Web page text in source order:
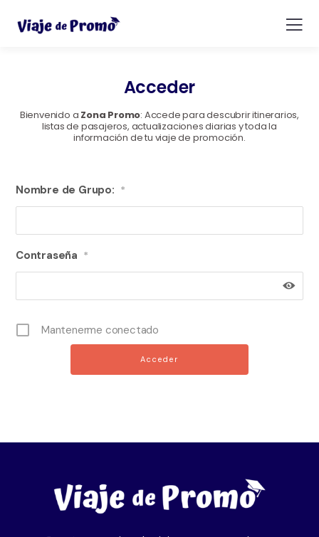
Acceder
Bienvenido a Zona Promo: Accede para descubrir itinerarios,
listas de pasajeros, actualizaciones diarias y toda la
información de tu viaje de promoción.
Nombre de Grupo: *
Contraseña *
Mantenerme conectado